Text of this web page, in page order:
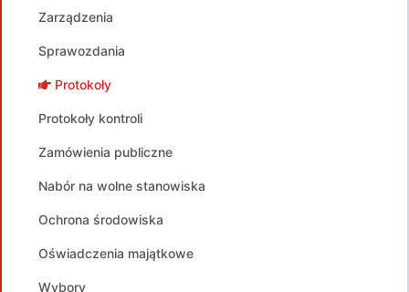
Zarządzenia
Sprawozdania
Protokoły
Protokoły kontroli
Zamówienia publiczne
Nabór na wolne stanowiska
Ochrona środowiska
Oświadczenia majątkowe
Wybory